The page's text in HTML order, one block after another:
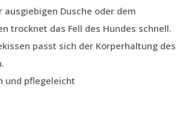
ausgiebigen Dusche oder dem
trocknet das Fell des Hundes schnell.
passt sich der Körperhaltung des
und pflegeleicht